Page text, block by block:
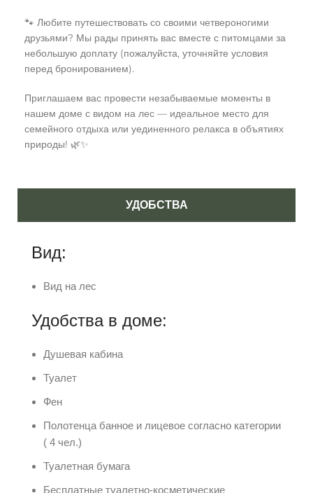
🐾 Любите путешествовать со своими четвероногими
друзьями? Мы рады принять вас вместе с питомцами за
небольшую доплату (пожалуйста, уточняйте условия
перед бронированием).
Приглашаем вас провести незабываемые моменты в
нашем доме с видом на лес — идеальное место для
семейного отдыха или уединенного релакса в объятиях
природы! 🌿✨
УДОБСТВА
Вид:
Вид на лес
Удобства в доме:
Душевая кабина
Туалет
Фен
Полотенца банное и лицевое согласно категории
( 4 чел.)
Туалетная бумага
Бесплатные туалетно-косметические